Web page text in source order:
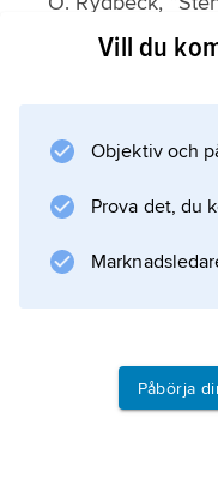
Arkeologiska
Vill du
Objektiv och
Prova det, du
Påbörja